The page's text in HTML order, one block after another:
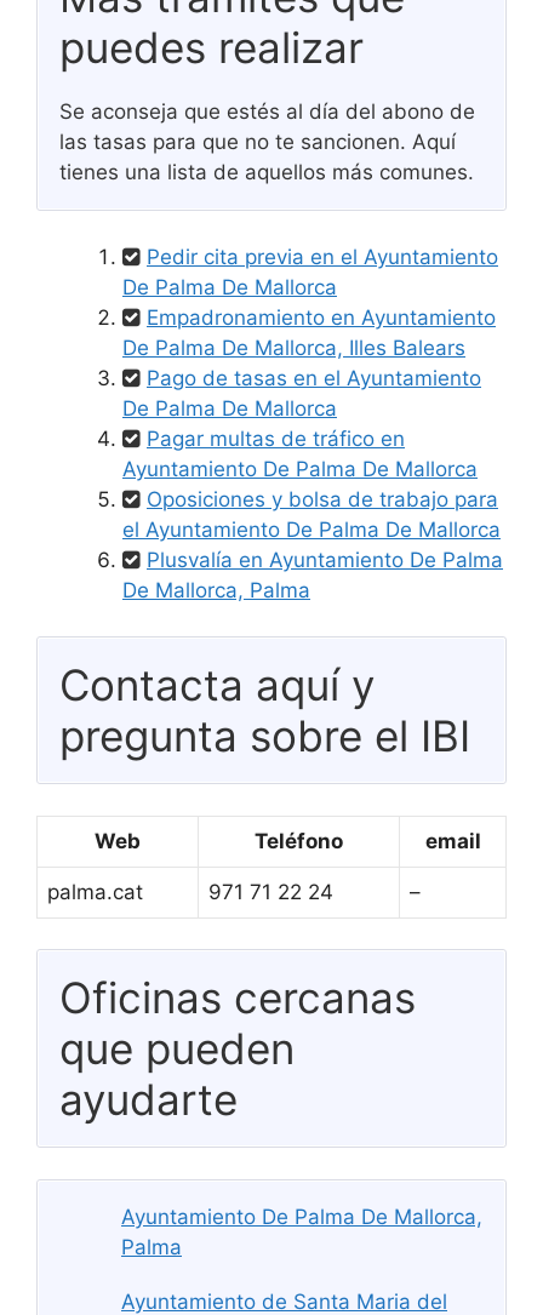
puedes realizar
Se aconseja que estés al día del abono de
las tasas para que no te sancionen. Aquí
tienes una lista de aquellos más comunes.
Pedir cita previa en el Ayuntamiento
De Palma De Mallorca
Empadronamiento en Ayuntamiento
De Palma De Mallorca, Illes Balears
Pago de tasas en el Ayuntamiento
De Palma De Mallorca
Pagar multas de tráfico en
Ayuntamiento De Palma De Mallorca
Oposiciones y bolsa de trabajo para
el Ayuntamiento De Palma De Mallorca
Plusvalía en Ayuntamiento De Palma
De Mallorca, Palma
Contacta aquí y
pregunta sobre el IBI
Web Teléfono email
palma.cat 971 71 22 24 –
Oficinas cercanas
que pueden
ayudarte
Ayuntamiento De Palma De Mallorca,
Palma
Ayuntamiento de Santa Maria del